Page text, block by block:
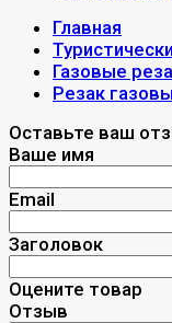
Главная
Газовые
Резак
Оставьте ваш
Ваше имя
Email
Заголовок
Оцените товар
Отзыв